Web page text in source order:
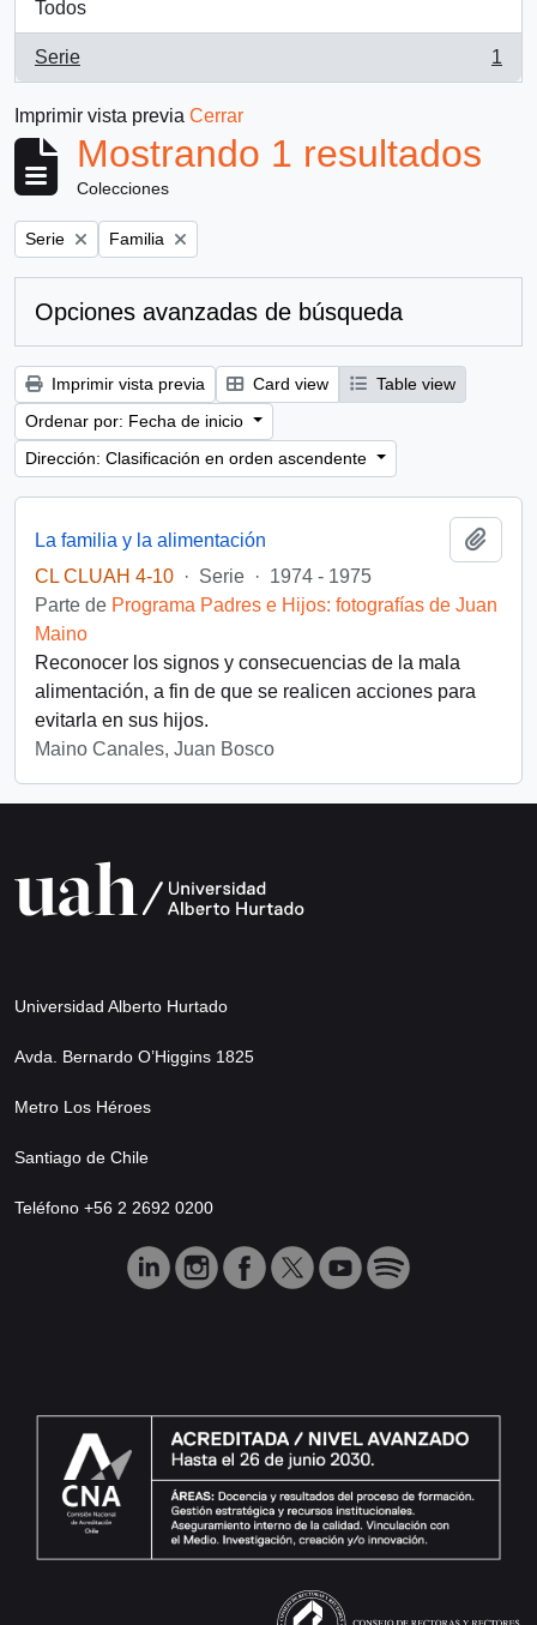
Todos
Serie
, 1 resultados
1
Imprimir vista previa Cerrar
Mostrando 1 resultados
Colecciones
Remove filter:
Serie Remove filter:
Familia
Opciones avanzadas de búsqueda
Imprimir vista previa Card view
Table view
Ordenar por: Fecha de inicio
Dirección: Clasificación en orden ascendente
La familia y la alimentación
CL CLUAH 4-10 · Serie · 1974 - 1975
Parte de Programa Padres e Hijos: fotografías de Juan
Maino
Reconocer los signos y consecuencias de la mala
alimentación, a fin de que se realicen acciones para
evitarla en sus hijos.
Maino Canales, Juan Bosco
Universidad Alberto Hurtado
Avda. Bernardo O’Higgins 1825
Metro Los Héroes
Santiago de Chile
Teléfono +56 2 2692 0200